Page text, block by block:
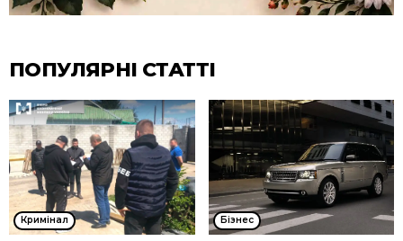
ПОПУЛЯРНІ СТАТТІ
Кримінал Бізнес